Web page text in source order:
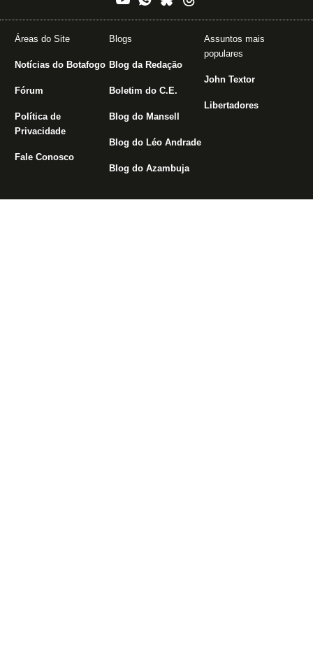
Áreas do Site
Notícias do Botafogo
Fórum
Política de
Privacidade
Fale Conosco
Blogs
Blog da Redação
Boletim do C.E.
Blog do Mansell
Blog do Léo Andrade
Blog do Azambuja
Assuntos mais
populares
John Textor
Libertadores